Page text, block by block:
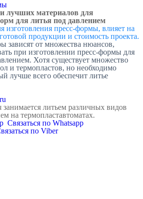
лучших материалов для
для литья под давлением
изготовления пресс-формы, влияет на
продукции и стоимость проекта.
зависят от множества нюансов,
при изготовлении пресс-формы для
Хотя существует множество
и термопластов, но необходимо
лучше всего обеспечит литье
литьем различных видов
на термопластавтоматах.
Связаться по Whatsapp
по Viber